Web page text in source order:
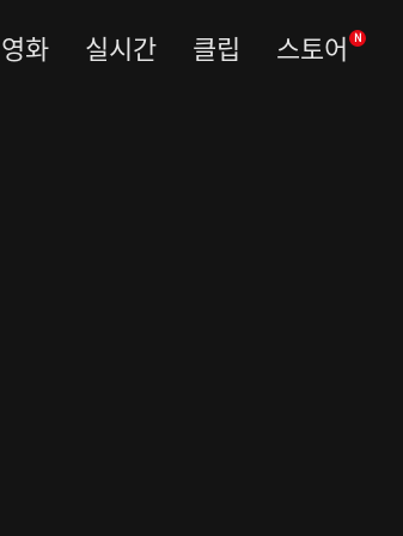
영화 실시간 클립 스토어 N